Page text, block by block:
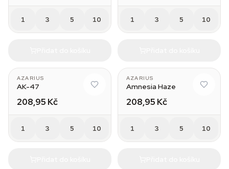
1 3 5 10 1 3 5 10
AZARIUS
AK-47
208,95 Kč
1 3 5 10
AZARIUS
Amnesia Haze
208,95 Kč
1 3 5 10